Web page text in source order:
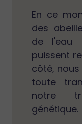
En ce
des
de l'eau
puissent
côté,
toute
notre
génétique.